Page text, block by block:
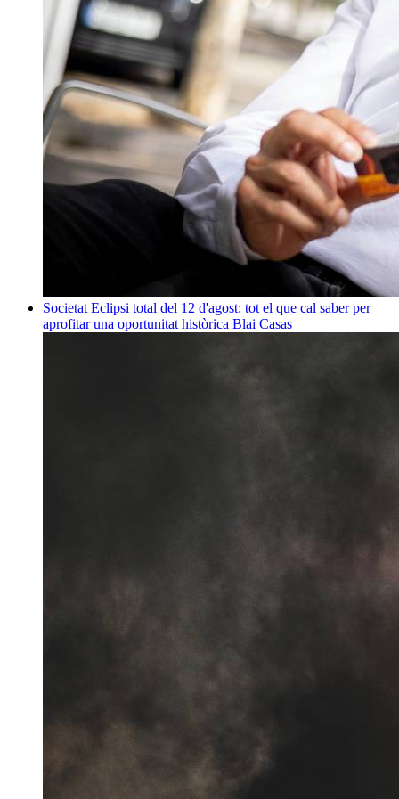
Societat Eclipsi total del 12 d'agost: tot el que cal saber per
aprofitar una oportunitat històrica Blai Casas